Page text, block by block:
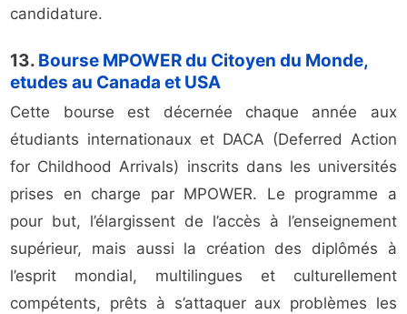
candidature.
13. Bourse MPOWER du Citoyen du Monde,
etudes au Canada et USA
Cette bourse est décernée chaque année aux
étudiants internationaux et DACA (Deferred Action
for Childhood Arrivals) inscrits dans les universités
prises en charge par MPOWER. Le programme a
pour but, l’élargissent de l’accès à l’enseignement
supérieur, mais aussi la création des diplômés à
l’esprit mondial, multilingues et culturellement
compétents, prêts à s’attaquer aux problèmes les